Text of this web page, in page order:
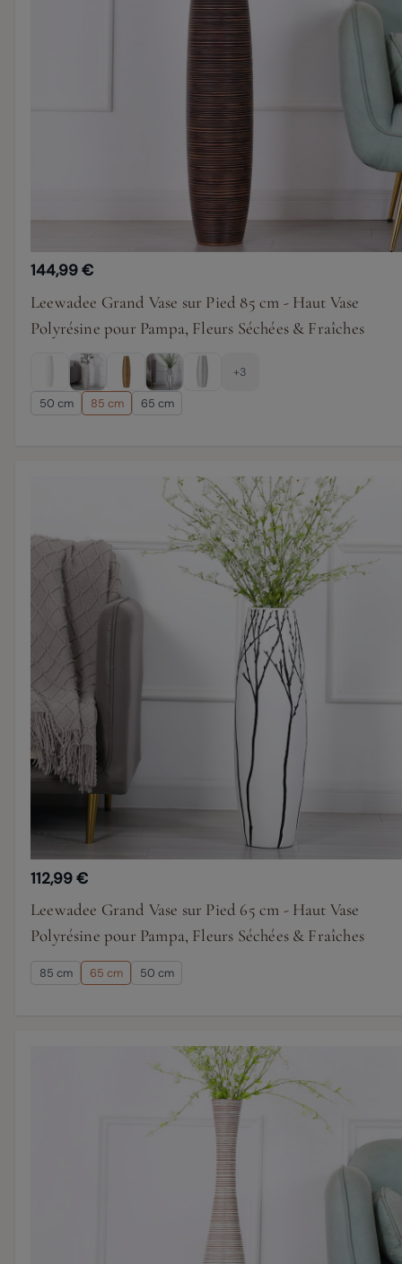
144,99 €
Leewadee Grand Vase sur Pied 85 cm - Haut Vase
Polyrésine pour Pampa, Fleurs Séchées & Fraîches
+3
50 cm 85 cm 65 cm
112,99 €
Leewadee Grand Vase sur Pied 65 cm - Haut Vase
Polyrésine pour Pampa, Fleurs Séchées & Fraîches
85 cm 65 cm 50 cm